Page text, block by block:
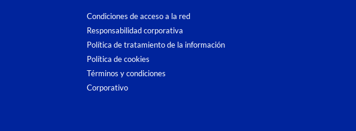
Condiciones de acceso a la red
Responsabilidad corporativa
Política de tratamiento de la información
Política de cookies
Términos y condiciones
Corporativo